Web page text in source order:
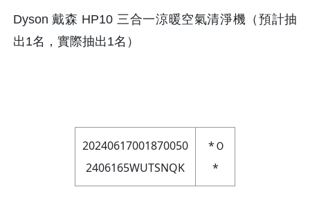
Dyson 戴森 HP10 三合一涼暖空氣清淨機（預計抽
出1名，實際抽出1名）
20240617001870050
2406165WUTSNQK
*Ｏ
*